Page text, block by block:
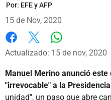
Por: EFE y AFP
15 de Nov, 2020
Facebook
X
Actualizado: 15 de nov, 2020
Manuel Merino anunció
"irrevocable" a la
unidad", un paso que abre